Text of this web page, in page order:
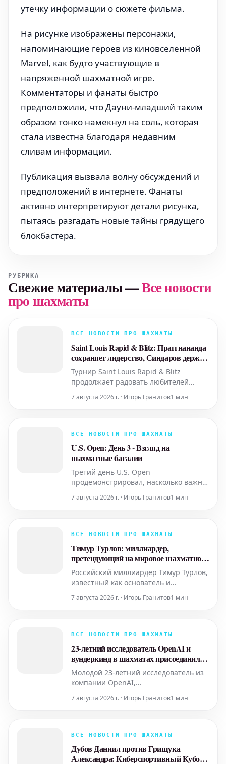
утечку информации о сюжете фильма.
На рисунке изображены персонажи,
напоминающие героев из киновселенной
Marvel, как будто участвующие в
напряженной шахматной игре.
Комментаторы и фанаты быстро
предположили, что Дауни-младший таким
образом тонко намекнул на соль, которая
стала известна благодаря недавним
сливам информации.
Публикация вызвала волну обсуждений и
предположений в интернете. Фанаты
активно интерпретируют детали рисунка,
пытаясь разгадать новые тайны грядущего
блокбастера.
РУБРИКА
Свежие материалы—Все новости
про шахматы
ВСЕ НОВОСТИ ПРО ШАХМАТЫ
Saint Louis Rapid & Blitz: Праггнананда
сохраняет лидерство, Синдаров держит
темп
Турнир Saint Louis Rapid & Blitz
продолжает радовать любителей
неожиданными поворотами. В
индийский гроссмейстер
стабильно высокий уровень игры. Не
менее впечатляющей выгляди
7 августа 2026 г. · Игорь Гранитов1 мин
ВСЕ НОВОСТИ ПРО ШАХМАТЫ
U.S. Open: День 3 - Взгляд на
шахматные баталии
Третий день U.S. Open
продемонстрировал, насколько важна
взгляд, некоторые партии могли
стратегические решения и
продолжали демонстрировать
высокий уровень мастерст
7 августа 2026 г. · Игорь Гранитов1 мин
ВСЕ НОВОСТИ ПРО ШАХМАТЫ
Тимур Турлов: миллиардер,
претендующий на мировое шахматное
господство
Российский миллиардер Тимур Турлов,
известный как основатель и
компании Freedom Finance, активно
шахматную индустрию уже привлекло
фигуру, способную оказать
значительное
7 августа 2026 г. · Игорь Гранитов1 мин
ВСЕ НОВОСТИ ПРО ШАХМАТЫ
23-летний исследователь OpenAI и
вундеркинд в шахматах присоединился
к стартапу, стремящемуся к ИИ-
телепатии
Молодой 23-летний исследователь из
компании OpenAI,
способности как в области
присоединился к стартапу, чья
технологии, имитирующей телепатию
7 августа 2026 г. · Игорь Гранитов1 мин
ВСЕ НОВОСТИ ПРО ШАХМАТЫ
Дубов Даниил против Грищука
Александра: Киберспортивный Кубок